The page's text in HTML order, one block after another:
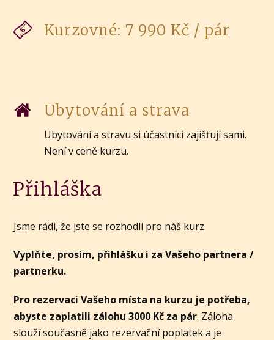
Kurzovné: 7 990 Kč / pár
Ubytování a strava
Ubytování a stravu si účastníci zajišťují sami.
Není v ceně kurzu.
Přihláška
Jsme rádi, že jste se rozhodli pro náš kurz.
Vyplňte, prosím, přihlášku i za Vašeho partnera /
partnerku.
Pro rezervaci Vašeho místa na kurzu je potřeba,
abyste zaplatili zálohu 3000 Kč za pár. Záloha
slouží současně jako rezervační poplatek a je